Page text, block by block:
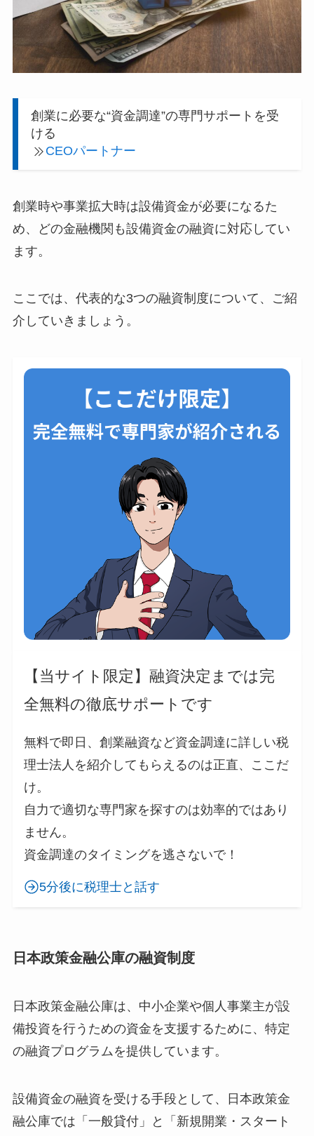
創業に必要な“資金調達”の専門サポートを受
ける
CEOパートナー
創業時や事業拡大時は設備資金が必要になるた
め、どの金融機関も設備資金の融資に対応してい
ます。
ここでは、代表的な3つの融資制度について、ご紹
介していきましょう。
【当サイト限定】融資決定までは完
全無料の徹底サポートです
無料で即日、創業融資など資金調達に詳しい税
理士法人を紹介してもらえるのは正直、ここだ
け。
自力で適切な専門家を探すのは効率的ではあり
ません。
資金調達のタイミングを逃さないで！
5分後に税理士と話す
日本政策金融公庫の融資制度
日本政策金融公庫は、中小企業や個人事業主が設
備投資を行うための資金を支援するために、特定
の融資プログラムを提供しています。
設備資金の融資を受ける手段として、日本政策金
融公庫では「一般貸付」と「新規開業・スタート